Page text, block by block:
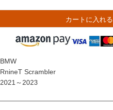
カートに入れる
BMW
RnineT Scrambler
2021～2023